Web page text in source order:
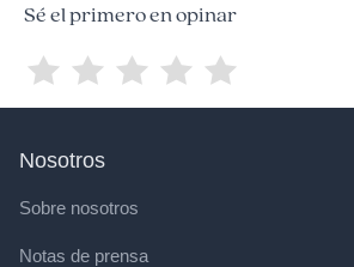
Sé el primero en opinar
Nosotros
Sobre nosotros
Notas de prensa